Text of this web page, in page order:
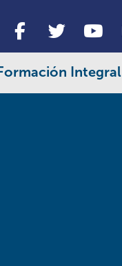
Integral